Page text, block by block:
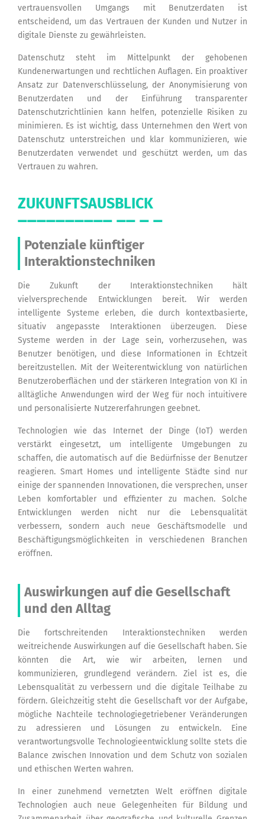
vertrauensvollen Umgangs mit Benutzerdaten ist
entscheidend, um das Vertrauen der Kunden und Nutzer in
digitale Dienste zu gewährleisten.
Datenschutz steht im Mittelpunkt der gehobenen
Kundenerwartungen und rechtlichen Auflagen. Ein proaktiver
Ansatz zur Datenverschlüsselung, der Anonymisierung von
Benutzerdaten und der Einführung transparenter
Datenschutzrichtlinien kann helfen, potenzielle Risiken zu
minimieren. Es ist wichtig, dass Unternehmen den Wert von
Datenschutz unterstreichen und klar kommunizieren, wie
Benutzerdaten verwendet und geschützt werden, um das
Vertrauen zu wahren.
ZUKUNFTSAUSBLICK
Potenziale künftiger
Interaktionstechniken
Die Zukunft der Interaktionstechniken hält
vielversprechende Entwicklungen bereit. Wir werden
intelligente Systeme erleben, die durch kontextbasierte,
situativ angepasste Interaktionen überzeugen. Diese
Systeme werden in der Lage sein, vorherzusehen, was
Benutzer benötigen, und diese Informationen in Echtzeit
bereitzustellen. Mit der Weiterentwicklung von natürlichen
Benutzeroberflächen und der stärkeren Integration von KI in
alltägliche Anwendungen wird der Weg für noch intuitivere
und personalisierte Nutzererfahrungen geebnet.
Technologien wie das Internet der Dinge (IoT) werden
verstärkt eingesetzt, um intelligente Umgebungen zu
schaffen, die automatisch auf die Bedürfnisse der Benutzer
reagieren. Smart Homes und intelligente Städte sind nur
einige der spannenden Innovationen, die versprechen, unser
Leben komfortabler und effizienter zu machen. Solche
Entwicklungen werden nicht nur die Lebensqualität
verbessern, sondern auch neue Geschäftsmodelle und
Beschäftigungsmöglichkeiten in verschiedenen Branchen
eröffnen.
Auswirkungen auf die Gesellschaft
und den Alltag
Die fortschreitenden Interaktionstechniken werden
weitreichende Auswirkungen auf die Gesellschaft haben. Sie
könnten die Art, wie wir arbeiten, lernen und
kommunizieren, grundlegend verändern. Ziel ist es, die
Lebensqualität zu verbessern und die digitale Teilhabe zu
fördern. Gleichzeitig steht die Gesellschaft vor der Aufgabe,
mögliche Nachteile technologiegetriebener Veränderungen
zu adressieren und Lösungen zu entwickeln. Eine
verantwortungsvolle Technologieentwicklung sollte stets die
Balance zwischen Innovation und dem Schutz von sozialen
und ethischen Werten wahren.
In einer zunehmend vernetzten Welt eröffnen digitale
Technologien auch neue Gelegenheiten für Bildung und